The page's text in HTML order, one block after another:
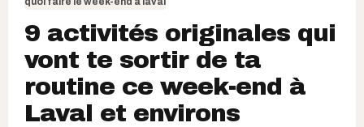
9 activités originales qui
vont te sortir de ta
routine ce week-end à
Laval et environs